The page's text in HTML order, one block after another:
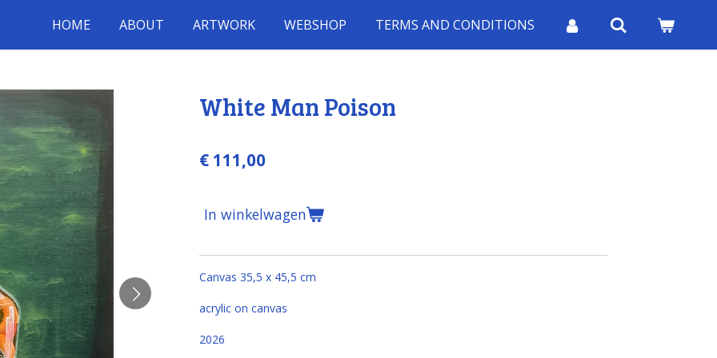
HOME ABOUT ARTWORK WEBSHOP TERMS AND CONDITIONS
White Man Poison
€ 111,00
In winkelwagen
Canvas 35,5 x 45,5 cm
acrylic on canvas
2026